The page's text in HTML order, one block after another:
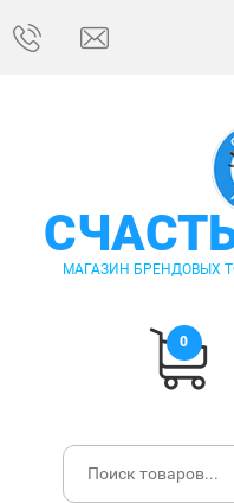
МАГАЗИН БРЕНДОВЫХ
0